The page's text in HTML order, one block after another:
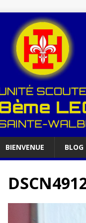
BIENVENUE BLOG